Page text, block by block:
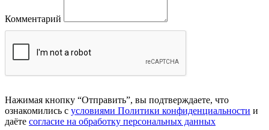
Комментарий
Нажимая кнопку “Отправить”, вы подтверждаете, что
ознакомились с условиями Политики конфиденциальности и
даёте согласие на обработку персональных данных